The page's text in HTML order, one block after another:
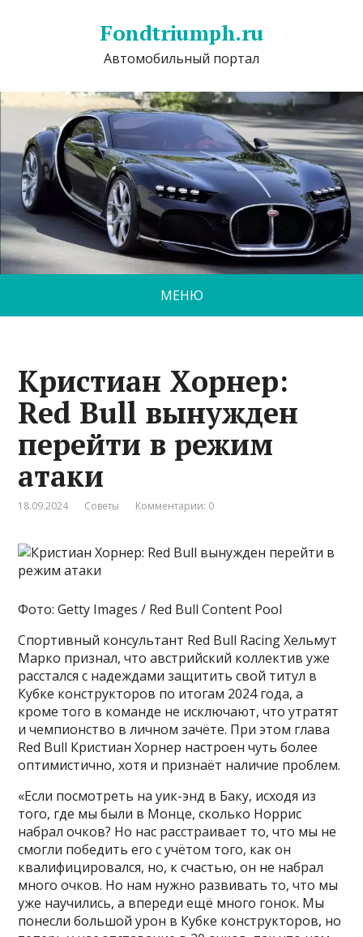
Fondtriumph.ru
Автомобильный портал
МЕНЮ
Кристиан Хорнер:
Red Bull вынужден
перейти в режим
атаки
18.09.2024 Советы Комментарии: 0
Фото: Getty Images / Red Bull Content Pool
Спортивный консультант Red Bull Racing Хельмут
Марко признал, что австрийский коллектив уже
расстался с надеждами защитить свой титул в
Кубке конструкторов по итогам 2024 года, а
кроме того в команде не исключают, что утратят
и чемпионство в личном зачёте. При этом глава
Red Bull Кристиан Хорнер настроен чуть более
оптимистично, хотя и признаёт наличие проблем.
«Если посмотреть на уик-энд в Баку, исходя из
того, где мы были в Монце, сколько Норрис
набрал очков? Но нас расстраивает то, что мы не
смогли победить его с учётом того, как он
квалифицировался, но, к счастью, он не набрал
много очков. Но нам нужно развивать то, что мы
уже научились, а впереди ещё много гонок. Мы
понесли большой урон в Кубке конструкторов, но